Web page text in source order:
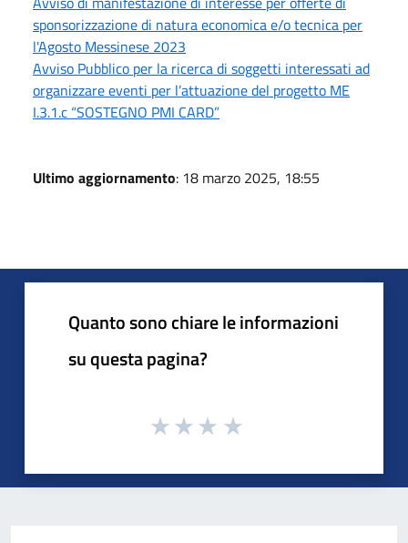
sponsorizzazione di natura economica e/o tecnica per
l'Agosto Messinese 2023
Avviso Pubblico per la ricerca di soggetti interessati ad
organizzare eventi per l’attuazione del progetto ME
I.3.1.c “SOSTEGNO PMI CARD”
Ultimo aggiornamento: 18 marzo 2025, 18:55
Quanto sono chiare le informazioni
su questa pagina?